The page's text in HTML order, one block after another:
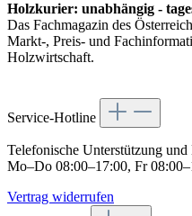
Holzkurier: unabhängig -
Das Fachmagazin des
Markt-, Preis- und
Holzwirtschaft.
Service-Hotline
Telefonische Unterstützung und
Mo–Do 08:00–17:00, Fr
Vertrag widerrufen